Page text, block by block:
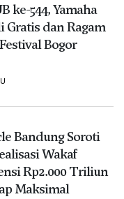
ke-544, Yamaha
Gratis dan Ragam
Bogor
Bandung Soroti
Wakaf
Rp2.000 Triliun
Maksimal